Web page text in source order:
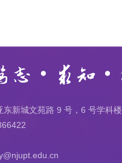
东新城文苑路 9 号，6 号学科楼